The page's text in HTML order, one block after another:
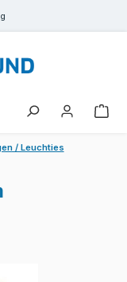
/ Leuchties